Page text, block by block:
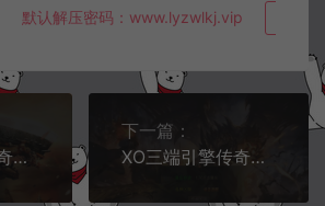
默认解压密码：www.lyzwlkj.vip
XO三端引擎传奇手游【1.76黄金复古合击版】4月最新整理Win一键服务端+黄金圣地+PC安卓苹果+详细搭建教程+视频教程
下一篇：
XO三端引擎传奇手游【1.76天龙复古小极品版】5月最新整理Win一键服务端+PC安卓苹果+详细搭建教程+视频教程